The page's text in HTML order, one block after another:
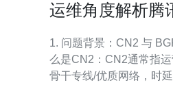
运维角度解析腾
1. 问题背景：CN2 与
么是CN2：CN2通常指
骨干专线/优质网络，时